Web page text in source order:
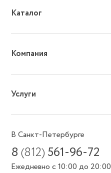
Каталог
Компания
Услуги
В Санкт-Петербурге
8(812) 561-96-72
Ежедневно с 10:00 до 20:00